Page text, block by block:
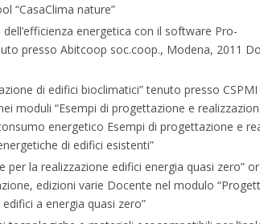
“CasaClima nature”
dell’efficienza energetica con il software Pro-
presso Abitcoop soc.coop., Modena, 2011
di edifici bioclimatici” tenuto presso CSPMI
moduli “Esempi di progettazione e
energetico Esempi di progettazione e
di edifici esistenti”
per la realizzazione edifici energia quasi zero”
edizioni varie Docente nel modulo
a energia quasi zero”